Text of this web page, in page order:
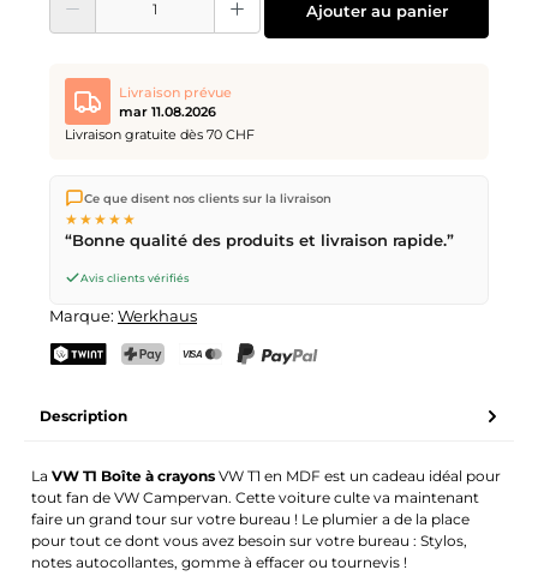
Ajouter au panier
Livraison prévue
mar 11.08.2026
Livraison gratuite dès 70 CHF
Nous expédions directement depuis notre entrepôt à Kriens,
en Suisse.Livraison gratuitedèsCHF 70
passées avant
livraison leprochain jour ouvrable par la Poste Suisse.
Ce que disent nos clients sur la livraison
★★★★★
“Bonne qualité des produits et livraison rapide.”
Avis clients vérifiés
Marque: Werkhaus
Description
LaVW T1 Boîte à crayons VW T1 en MDF est un cadeau idéal pour
tout fan de VW Campervan. Cette voiture culte va maintenant
faire un grand tour sur votre bureau ! Le plumier a de la place
pour tout ce dont vous avez besoin sur votre bureau : Stylos,
notes autocollantes, gomme à effacer ou tournevis !